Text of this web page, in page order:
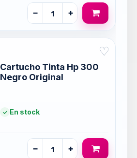
− +
♡
Cartucho Tinta Hp 300
Negro Original
En stock
− +